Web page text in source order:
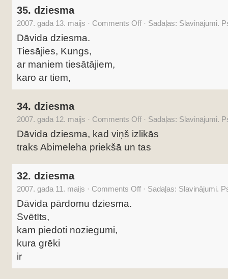
35. dziesma
2007. gada 13. maijs · Comments Off · Sadaļas: Slavinājumi.
Dāvida dziesma.
Tiesājies, Kungs,
ar maniem tiesātājiem,
karo ar tiem,
34. dziesma
2007. gada 12. maijs · Comments Off · Sadaļas: Slavinājumi.
Dāvida dziesma, kad viņš izlikās
traks Abimeleha priekšā un tas
32. dziesma
2007. gada 11. maijs · Comments Off · Sadaļas: Slavinājumi.
Dāvida pārdomu dziesma.
Svētīts,
kam piedoti noziegumi,
kura grēki
ir